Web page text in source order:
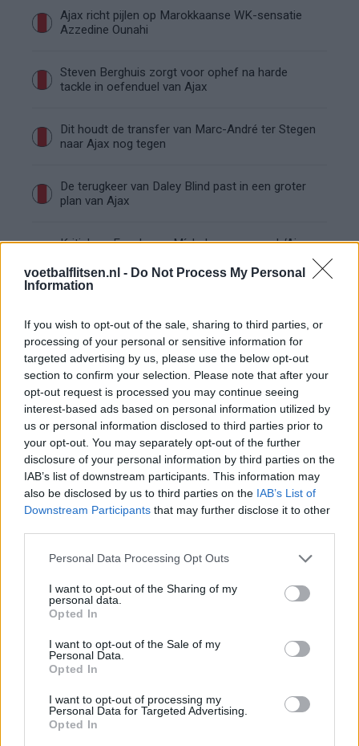
voetbalflitsen.nl - Do Not Process My Personal
Information
If you wish to opt-out of the sale, sharing to third parties, or
processing of your personal or sensitive information for
targeted advertising by us, please use the below opt-out
section to confirm your selection. Please note that after your
opt-out request is processed you may continue seeing
interest-based ads based on personal information utilized by
us or personal information disclosed to third parties prior to
your opt-out. You may separately opt-out of the further
disclosure of your personal information by third parties on the
IAB’s list of downstream participants. This information may
also be disclosed by us to third parties on the IAB’s List of
Downstream Participants that may further disclose it to other
Personal Data Processing Opt Outs
I want to opt-out of the Sharing of my
personal data.
Opted In
I want to opt-out of the Sale of my
Personal Data.
Opted In
I want to opt-out of processing my
Personal Data for Targeted Advertising.
Opted In
Ajax richt pijlen op Marokkaanse WK-sensatie
Azzedine Ounahi
Steven Berghuis zorgt voor ophef na harde
tackle in oefenduel van Ajax
Dit houdt de transfer van Marc-André ter Stegen
naar Ajax nog tegen
De terugkeer van Daley Blind past in een groter
plan van Ajax
Kritiek op Engels van Míchel genuanceerd: ‘Ajax-
Steur kiest voor Newcastle na gemiste
duidelijkheid bij Ajax
Blind kan bij Ajax de speler naast Míchel worden
“Twente was toen niet haalbaar”: Weghorst blikt
terug op Ajax-keuze
Ajax begint voorbereiding met nederlaag: zo ziet
de route naar PEC eruit
Zo overtuigde PSV Sven Mijnans en bleef Ajax
met lege handen achter
Waarom steeds meer sleutelfiguren Ajax
verlaten